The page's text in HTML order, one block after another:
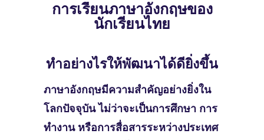
การเรียนภาษาอังกฤษของ
นักเรียนไทย
ทำอย่างไรให้พัฒนาได้ดียิ่งขึ้น
ภาษาอังกฤษมีความสำคัญอย่างยิ่งใน
โลกปัจจุบัน ไม่ว่าจะเป็นการศึกษา การ
ทำงาน หรือการสื่อสารระหว่างประเทศ